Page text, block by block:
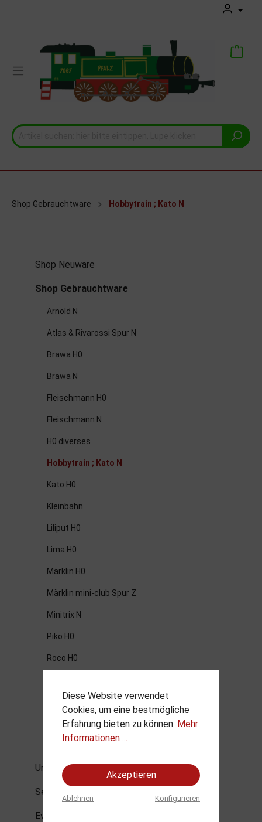
Shop Gebrauchtware Hobbytrain ; Kato N
Shop Neuware
Shop Gebrauchtware
Arnold N
Atlas & Rivarossi Spur N
Brawa H0
Brawa N
Fleischmann H0
Fleischmann N
H0 diverses
Hobbytrain ; Kato N
Kato H0
Kleinbahn
Liliput H0
Lima H0
Märklin H0
Märklin mini-club Spur Z
Minitrix N
Piko H0
Roco H0
Sachsenmodelle
Trix H0
Unsere Geschäfte
Service
Events
Diese Website verwendet
Cookies, um eine bestmögliche
Erfahrung bieten zu können. Mehr
Informationen ...
Akzeptieren
Ablehnen Konfigurieren